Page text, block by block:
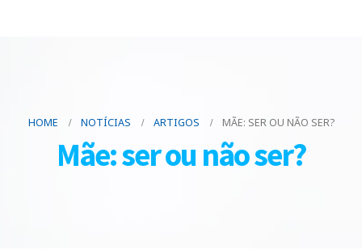
HOME NOTÍCIAS ARTIGOS MÃE: SER OU NÃO SER?
Mãe: ser ou não ser?